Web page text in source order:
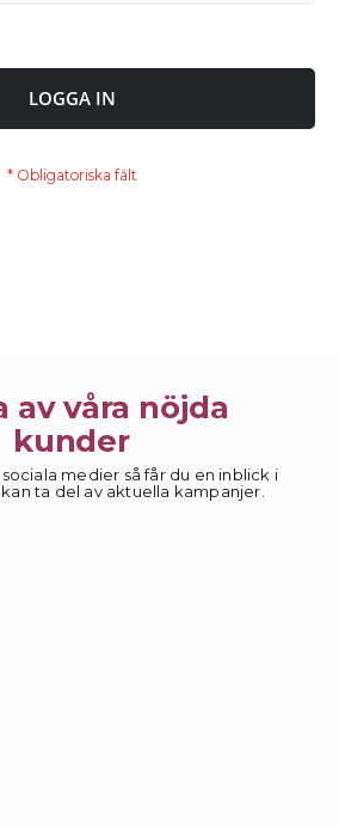
LOGGA IN
av våra nöjda
kunder
medier så får du en inblick i
ta del av aktuella kampanjer.